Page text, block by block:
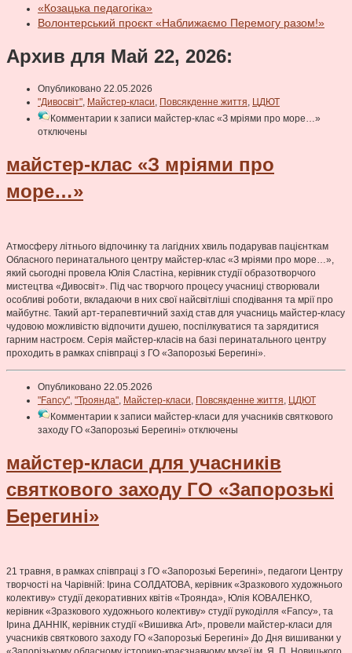
«Козацька педагогіка»
Волонтерський проєкт «Наближаємо Перемогу разом!»
Архив для Май 22, 2026:
Опубликовано 22.05.2026
"Дивосвіт", Майстер-класи, Повсякденне життя, ЦДЮТ
Комментарии к записи майстер-клас «З мріями про море…»
отключены
майстер-клас «З мріями про
море…»
Атмосферу літнього відпочинку та лагідних хвиль подарував пацієнткам
Обласного перинатального центру майстер-клас «З мріями про море…»,
який сьогодні провела Юлія Сластіна, керівник студії образотворчого
мистецтва «Дивосвіт». Під час творчого процесу учасниці створювали
особливі роботи, вкладаючи в них свої найсвітліші сподівання та мрії про
майбутнє. Такий арт-терапевтичний захід став для учасниць майстер-класу
чудовою можливістю відпочити душею, поспілкуватися та зарядитися
гарним настроєм. Серія майстер-класів на базі перинатального центру
проходить в рамках співпраці з ГО «Запорозькі Берегині».
Опубликовано 22.05.2026
"Fancy", "Троянда", Майстер-класи, Повсякденне життя, ЦДЮТ
Комментарии к записи майстер-класи для учасників святкового
заходу ГО «Запорозькі Берегині» отключены
майстер-класи для учасників
святкового заходу ГО «Запорозькі
Берегині»
21 травня, в рамках співпраці з ГО «Запорозькі Берегині», педагоги Центру
творчості на Чарівній: Ірина СОЛДАТОВА, керівник «Зразкового художнього
колективу» студії декоративних квітів «Троянда», Юлія КОВАЛЕНКО,
керівник «Зразкового художнього колективу» студії рукоділля «Fancy», та
Ірина ДАННІК, керівник студії «Вишивка Art», провели майстер-класи для
учасників святкового заходу ГО «Запорозькі Берегині» До Дня вишиванки у